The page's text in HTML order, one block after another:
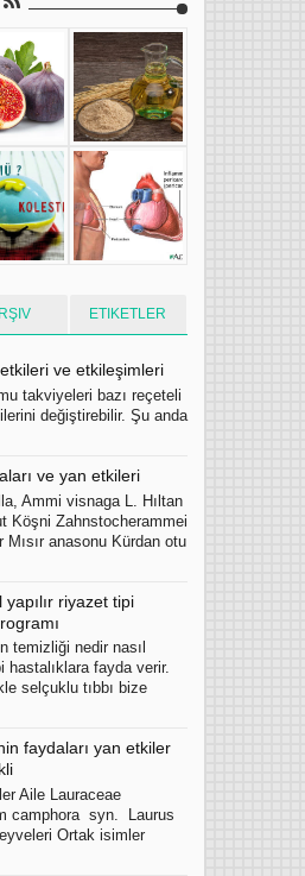
ETIKETLER
ve etkileşimleri
takviyeleri bazı reçeteli
değiştirebilir. Şu anda
ve yan etkileri
Ammi visnaga L. Hıltan
Köşni Zahnstocherammei
Mısır anasonu Kürdan otu
yapılır riyazet tipi
temizliği nedir nasıl
hastalıklara fayda verir.
selçuklu tıbbı bize
faydaları yan etkiler
Aile Lauraceae
camphora syn. Laurus
Ortak isimler